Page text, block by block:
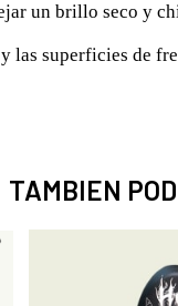
un brillo seco y
las superficies de
TAMBIEN